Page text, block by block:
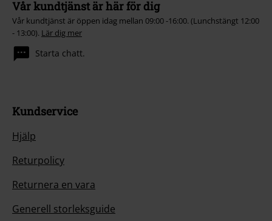
Vår kundtjänst är här för dig
Vår kundtjänst är öppen idag mellan 09:00 -16:00. (Lunchstängt 12:00
- 13:00). Lär dig mer
Starta chatt.
Kundservice
Hjälp
Returpolicy
Returnera en vara
Generell storleksguide